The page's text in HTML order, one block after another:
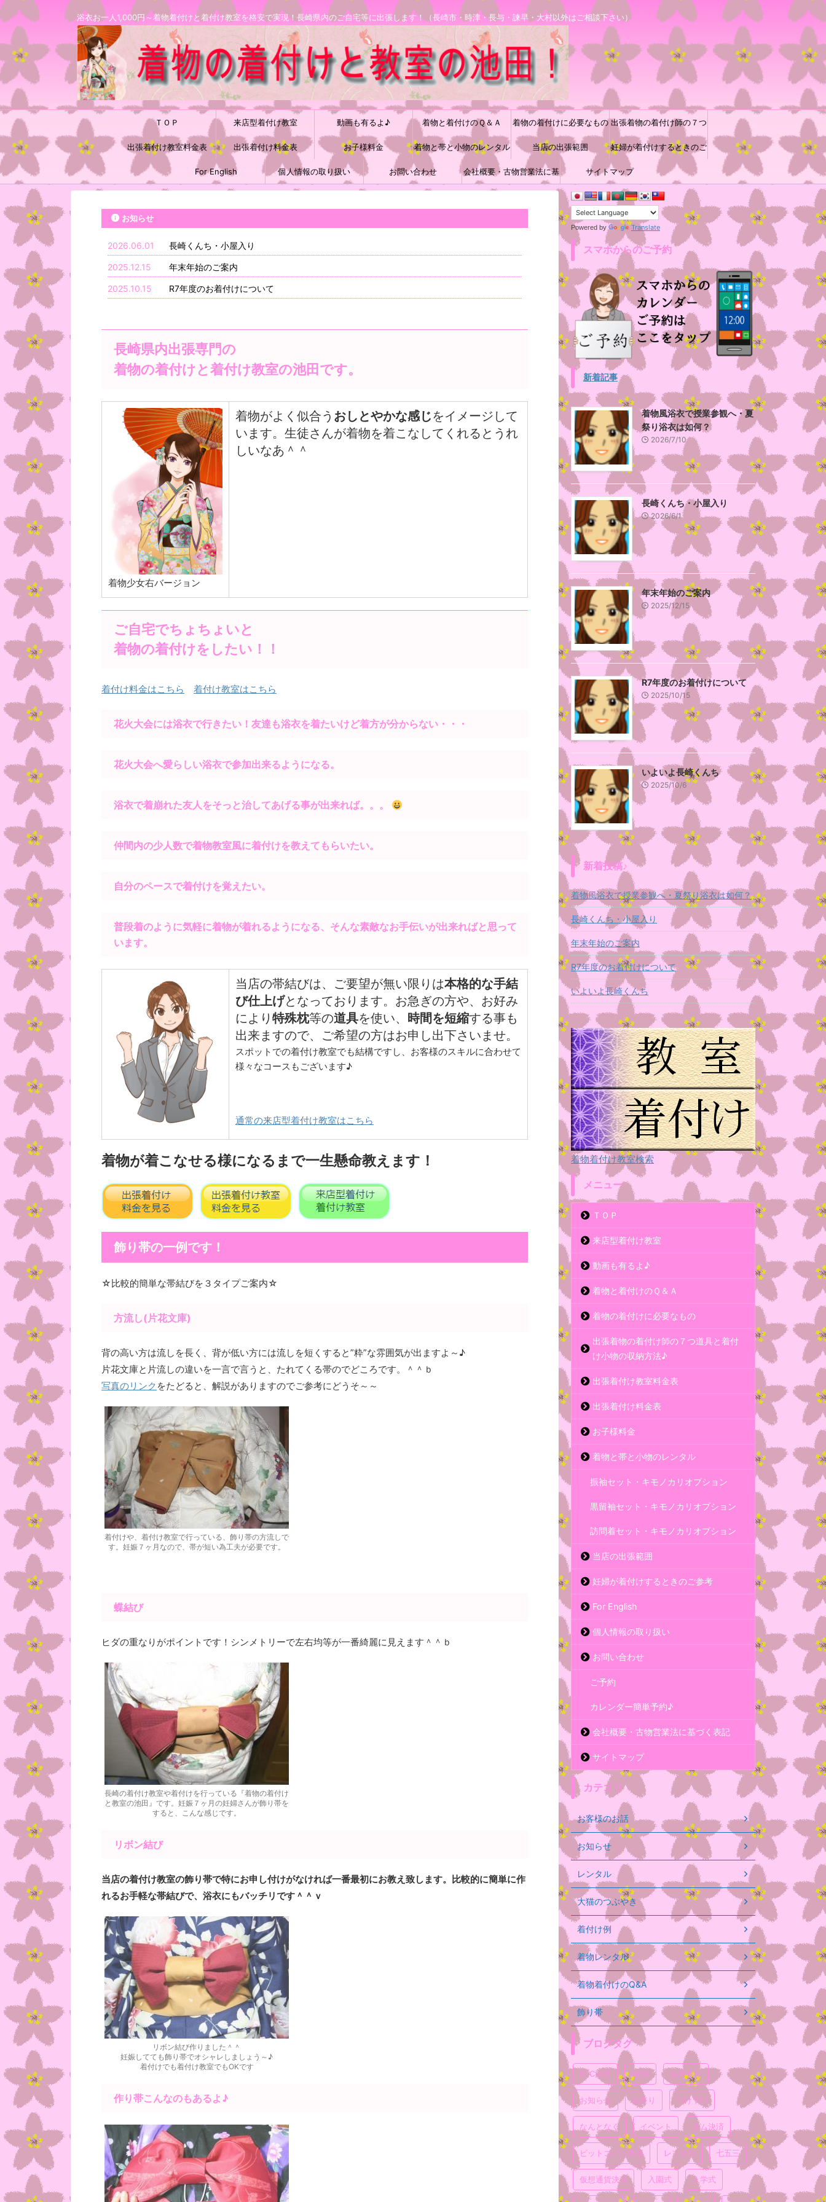
浴衣お一人1,000円～着物着付けと着付け教室を格安で実現！長崎県内のご自宅等に出張します！（長崎市・時津・長与・諫早・大村以外はご相談下さい）
ＴＯＰ 来店型着付け教室 動画も有るよ♪ 着物と着付けのＱ＆Ａ 着物の着付けに必要なもの 出張着物の着付け師の７つ
道具と着付け小物の収納方
法♪
出張着付け教室料金表 出張着付け料金表 お子様料金 着物と帯と小物のレンタル 当店の出張範囲 妊婦が着付けするときのご
参考
For English 個人情報の取り扱い お問い合わせ 会社概要・古物営業法に基 サイトマップ
お知らせ
2026.06.01 長崎くんち・小屋入り
2025.12.15 年末年始のご案内
2025.10.15 R7年度のお着付けについて
長崎県内出張専門の
着物の着付けと着付け教室の池田です。
着物少女右バージョン
着物がよく似合う おしとやかな感じをイメージして
います。生徒さんが着物を着こなしてくれるとうれ
しいなあ＾＾
ご自宅でちょちょいと
着物の着付けをしたい！！
着付け料金はこちら 着付け教室はこちら
花火大会には浴衣で行きたい！友達も浴衣を着たいけど着方が分からない・・・
花火大会へ愛らしい浴衣で参加出来るようになる。
浴衣で着崩れた友人をそっと治してあげる事が出来れば。。。
仲間内の少人数で着物教室風に着付けを教えてもらいたい。
自分のペースで着付けを覚えたい。
普段着のように気軽に着物が着れるようになる、そんな素敵なお手伝いが出来ればと思って
います。
当店の帯結びは、ご要望が無い限りは本格的な手結
び仕上げとなっております。お急ぎの方や、お好み
により 特殊枕等の道具を使い、 時間を短縮する事も
出来ますので、ご希望の方はお申し出下さいませ。
スポットでの着付け教室でも結構ですし、お客様のスキルに合わせて
様々なコースもございます♪
通常の来店型着付け教室はこちら
着物が着こなせる様になるまで一生懸命教えます！
飾り帯の一例です！
☆比較的簡単な帯結びを３タイプご案内☆
方流し(片花文庫)
背の高い方は流しを長く、背が低い方には流しを短くすると”粋”な雰囲気が出ますよ～♪
片花文庫と片流しの違いを一言で言うと、たれてくる帯のでどころです。＾＾ｂ
写真のリンク をたどると、解説がありますのでご参考にどうそ～～
着付けや、着付け教室で行っている、飾り帯の方流しで
す。妊娠７ヶ月なので、帯が短い為工夫が必要です。
蝶結び
ヒダの重なりがポイントです！シンメトリーで左右均等が一番綺麗に見えます＾＾ｂ
長崎の着付け教室や着付けを行っている『着物の着付け
と教室の池田』です。妊娠７ヶ月の妊婦さんが飾り帯を
すると、こんな感じです。
リボン結び
当店の着付け教室の飾り帯で特にお申し付けがなければ一番最初にお教え致します。比較的に簡単に作
れるお手軽な帯結びで、浴衣にもバッチリです＾＾ｖ
リボン結び作りました＾＾
妊娠してても飾り帯でオシャレしましょう～♪
着付けでも着付け教室でもOKです
作り帯こんなのもあるよ♪
Powered by Translate
スマホからのご予約
新着記事
着物風浴衣で授業参観へ・夏
祭り浴衣は如何？
2026/7/10
長崎くんち・小屋入り
2026/6/1
年末年始のご案内
2025/12/15
R7年度のお着付けについて
2025/10/15
いよいよ長崎くんち
2025/10/6
新着投稿♪
着物風浴衣で授業参観へ・夏祭り浴衣は如何？
長崎くんち・小屋入り
年末年始のご案内
R7年度のお着付けについて
いよいよ長崎くんち
着物着付け教室検索
メニュー
ＴＯＰ
来店型着付け教室
動画も有るよ♪
着物と着付けのＱ＆Ａ
着物の着付けに必要なもの
出張着物の着付け師の７つ道具と着付
け小物の収納方法♪
出張着付け教室料金表
出張着付け料金表
お子様料金
着物と帯と小物のレンタル
振袖セット・キモノカリオプション
黒留袖セット・キモノカリオプション
訪問着セット・キモノカリオプション
当店の出張範囲
妊婦が着付けするときのご参考
For English
個人情報の取り扱い
お問い合わせ
ご予約
カレンダー簡単予約♪
会社概要・古物営業法に基づく表記
サイトマップ
カテゴリ
お客様のお話
お知らせ
レンタル
大猫のつぶやき
着付け例
着物レンタル
着物着付けのQ&A
飾り帯
ブログタグ
BTC決済 NEM お宮参り
お知らせ お祭り つけ下げ
なんとなく イベント ネム決済
ビットコイン決済 レンタル 七五三
仮想通貨決済 入園式 入学式